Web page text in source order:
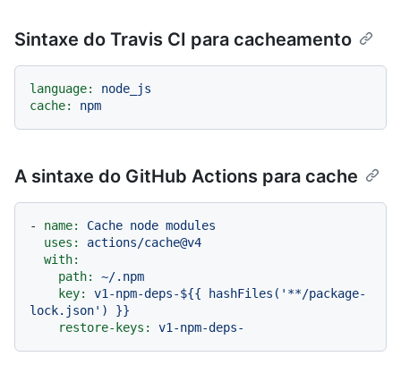
Sintaxe do Travis CI para cacheamento
language:
node_js
cache:
npm
A sintaxe do GitHub Actions para cache
- name: Cache node modules
uses:
actions/cache@v4
with:
path:
~/.npm
key:
v1-npm-deps-${{
hashFiles('**/package-
lock.json')
}}
restore-keys:
v1-npm-deps-